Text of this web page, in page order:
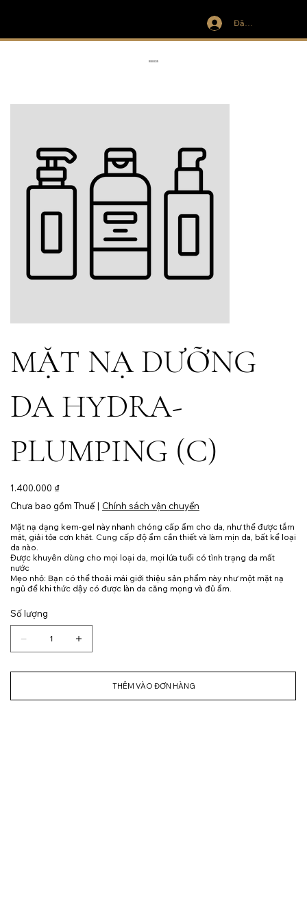
Đăng nhập
RIBBON
MẶT NẠ DƯỠNG
DA HYDRA-
PLUMPING (C)
Giá
1.400.000 ₫
Chưa bao gồm Thuế | Chính sách vận chuyển
Mặt nạ dạng kem-gel này nhanh chóng cấp ẩm cho da, như thể được tắm
mát, giải tỏa cơn khát. Cung cấp độ ẩm cần thiết và làm mịn da, bất kể loại
da nào.
Được khuyên dùng cho mọi loại da, mọi lứa tuổi có tình trạng da mất
nước
Mẹo nhỏ: Bạn có thể thoải mái giới thiệu sản phẩm này như một mặt nạ
ngủ để khi thức dậy có được làn da căng mọng và đủ ẩm.
Số lượng
THÊM VÀO ĐƠN HÀNG